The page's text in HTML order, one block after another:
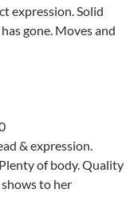
expression. Solid
gone. Moves and
& expression.
of body. Quality
to her